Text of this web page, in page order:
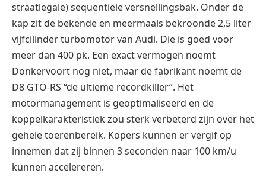
straatlegale) sequentiële versnellingsbak. Onder de
kap zit de bekende en meermaals bekroonde 2,5 liter
vijfcilinder turbomotor van Audi. Die is goed voor
meer dan 400 pk. Een exact vermogen noemt
Donkervoort nog niet, maar de fabrikant noemt de
D8 GTO-RS “de ultieme recordkiller”. Het
motormanagement is geoptimaliseerd en de
koppelkarakteristiek zou sterk verbeterd zijn over het
gehele toerenbereik. Kopers kunnen er vergif op
innemen dat zij binnen 3 seconden naar 100 km/u
kunnen accelereren.